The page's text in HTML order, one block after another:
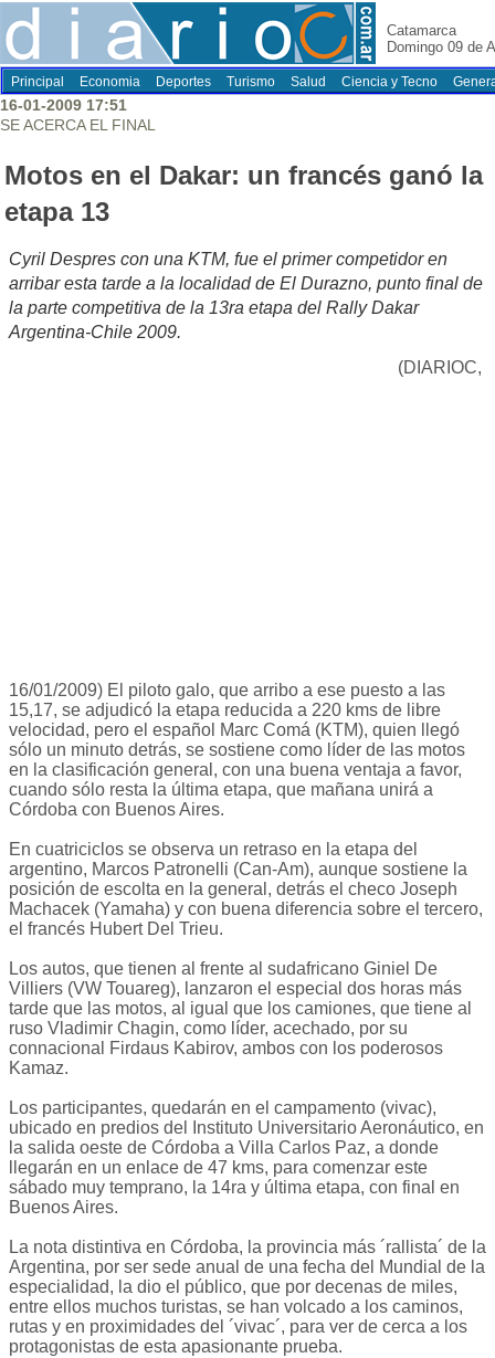
Catamarca
Domingo 09 de
Principal Economia Deportes Turismo Salud Ciencia y Tecno
16-01-2009 17:51
SE ACERCA EL FINAL
Motos en el Dakar: un francés ganó la
etapa 13
Cyril Despres con una KTM, fue el primer competidor en
arribar esta tarde a la localidad de El Durazno, punto final de
la parte competitiva de la 13ra etapa del Rally Dakar
Argentina-Chile 2009.
(DIARIOC,
16/01/2009) El piloto galo, que arribo a ese puesto a las
15,17, se adjudicó la etapa reducida a 220 kms de libre
velocidad, pero el español Marc Comá (KTM), quien llegó
sólo un minuto detrás, se sostiene como líder de las motos
en la clasificación general, con una buena ventaja a favor,
cuando sólo resta la última etapa, que mañana unirá a
Córdoba con Buenos Aires.
En cuatriciclos se observa un retraso en la etapa del
argentino, Marcos Patronelli (Can-Am), aunque sostiene la
posición de escolta en la general, detrás el checo Joseph
Machacek (Yamaha) y con buena diferencia sobre el tercero,
el francés Hubert Del Trieu.
Los autos, que tienen al frente al sudafricano Giniel De
Villiers (VW Touareg), lanzaron el especial dos horas más
tarde que las motos, al igual que los camiones, que tiene al
ruso Vladimir Chagin, como líder, acechado, por su
connacional Firdaus Kabirov, ambos con los poderosos
Kamaz.
Los participantes, quedarán en el campamento (vivac),
ubicado en predios del Instituto Universitario Aeronáutico, en
la salida oeste de Córdoba a Villa Carlos Paz, a donde
llegarán en un enlace de 47 kms, para comenzar este
sábado muy temprano, la 14ra y última etapa, con final en
Buenos Aires.
La nota distintiva en Córdoba, la provincia más ´rallista´ de la
Argentina, por ser sede anual de una fecha del Mundial de la
especialidad, la dio el público, que por decenas de miles,
entre ellos muchos turistas, se han volcado a los caminos,
rutas y en proximidades del ´vivac´, para ver de cerca a los
protagonistas de esta apasionante prueba.